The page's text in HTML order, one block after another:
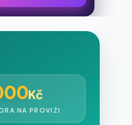
Kč
NA PROVIZI